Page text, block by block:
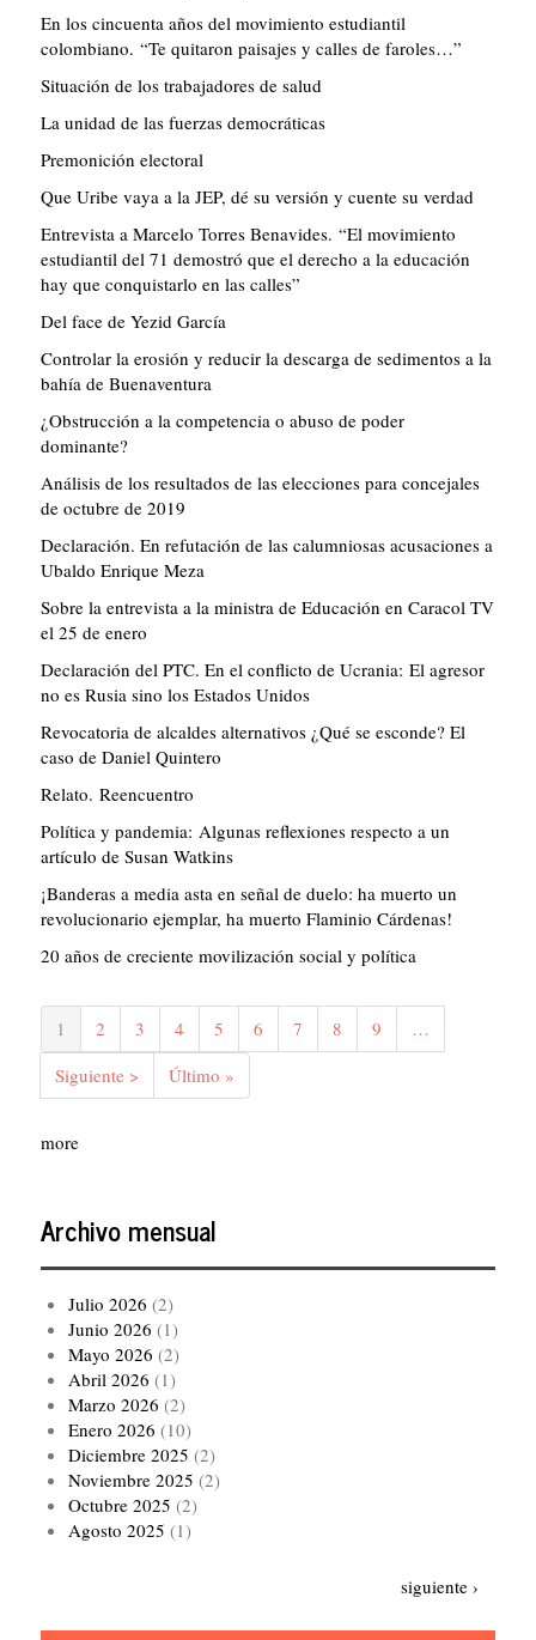
En los cincuenta años del movimiento estudiantil
colombiano. “Te quitaron paisajes y calles de faroles…”
Situación de los trabajadores de salud
La unidad de las fuerzas democráticas
Premonición electoral
Que Uribe vaya a la JEP, dé su versión y cuente su verdad
Entrevista a Marcelo Torres Benavides. “El movimiento
estudiantil del 71 demostró que el derecho a la educación
hay que conquistarlo en las calles”
Del face de Yezid García
Controlar la erosión y reducir la descarga de sedimentos a la
bahía de Buenaventura
¿Obstrucción a la competencia o abuso de poder
dominante?
Análisis de los resultados de las elecciones para concejales
de octubre de 2019
Declaración. En refutación de las calumniosas acusaciones a
Ubaldo Enrique Meza
Sobre la entrevista a la ministra de Educación en Caracol TV
el 25 de enero
Declaración del PTC. En el conflicto de Ucrania: El agresor
no es Rusia sino los Estados Unidos
Revocatoria de alcaldes alternativos ¿Qué se esconde? El
caso de Daniel Quintero
Relato. Reencuentro
Política y pandemia: Algunas reflexiones respecto a un
artículo de Susan Watkins
¡Banderas a media asta en señal de duelo: ha muerto un
revolucionario ejemplar, ha muerto Flaminio Cárdenas!
20 años de creciente movilización social y política
Paginación
Página
actual
1 Página
2 Página
3 Página
4 Página
5 Página
6 Página
7 Página
8 Página
9
…
Siguiente
página
Siguiente >
Última
página
Último »
more
Archivo mensual
Julio 2026 (2)
Junio 2026 (1)
Mayo 2026 (2)
Abril 2026 (1)
Marzo 2026 (2)
Enero 2026 (10)
Diciembre 2025 (2)
Noviembre 2025 (2)
Octubre 2025 (2)
Agosto 2025 (1)
Siguiente
siguiente ›